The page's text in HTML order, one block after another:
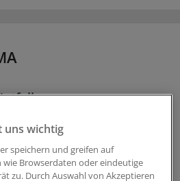
Anlauf für eine
Krankenhäuser und Patienten
die erste Lesung des
uns wichtig
speichern und greifen auf
wie Browserdaten oder eindeutige
zu. Durch Auswahl von Akzeptieren